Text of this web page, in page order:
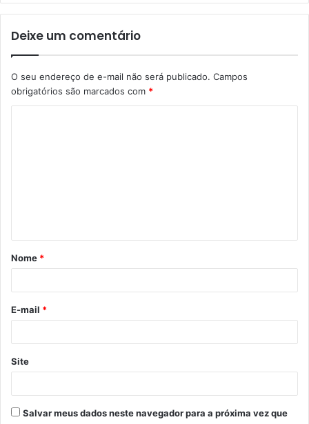
Deixe um comentário
O seu endereço de e-mail não será publicado. Campos
obrigatórios são marcados com *
á
r
*
Nome *
E-mail *
Site
Salvar meus dados neste navegador para a próxima vez que